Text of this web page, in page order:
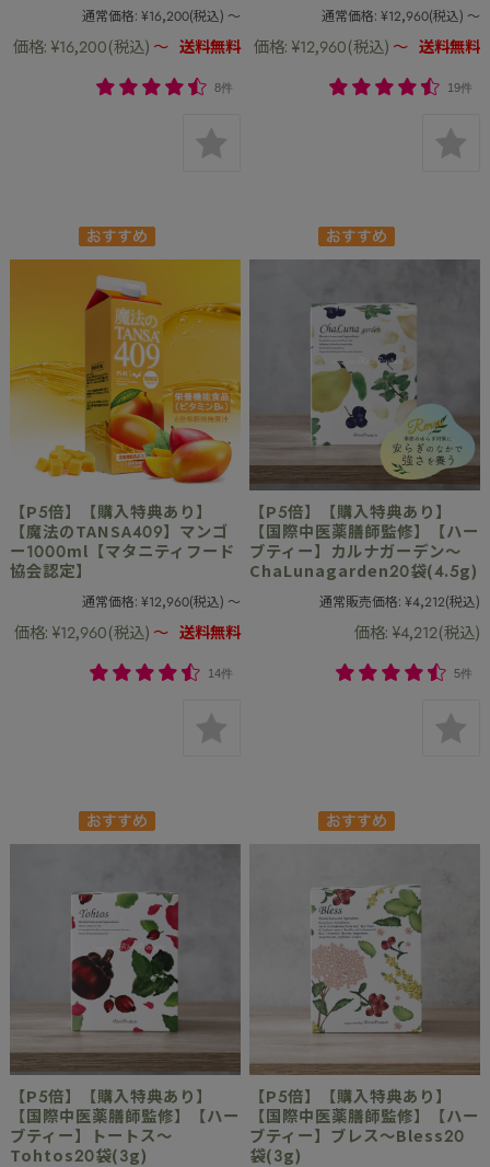
通常価格: ¥16,200(税込) ～
価格: ¥16,200(税込) ～ 送料無料
8件
通常価格: ¥12,960(税込) ～
価格: ¥12,960(税込) ～ 送料無料
19件
【P5倍】【購入特典あり】
【魔法のTANSA409】マンゴ
ー1000ml【マタニティフード
協会認定】
通常価格: ¥12,960(税込) ～
価格: ¥12,960(税込) ～ 送料無料
14件
【P5倍】【購入特典あり】
【国際中医薬膳師監修】【ハー
ブティー】カルナガーデン～
ChaLunagarden20袋(4.5g)
通常販売価格: ¥4,212(税込)
価格: ¥4,212(税込)
5件
【P5倍】【購入特典あり】
【国際中医薬膳師監修】【ハー
ブティー】トートス～
Tohtos20袋(3g)
【P5倍】【購入特典あり】
【国際中医薬膳師監修】【ハー
ブティー】ブレス～Bless20
袋(3g)